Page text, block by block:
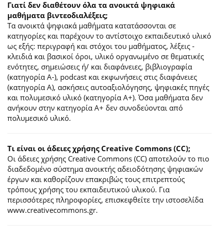
Γιατί δεν διαθέτουν όλα τα ανοικτά ψηφιακά
μαθήματα βιντεοδιαλέξεις;
Τα ανοικτά ψηφιακά μαθήματα κατατάσσονται σε
κατηγορίες και παρέχουν το αντίστοιχο εκπαιδευτικό υλικό
ως εξής: περιγραφή και στόχοι του μαθήματος, λέξεις -
κλειδιά και βασικοί όροι, υλικό οργανωμένο σε θεματικές
ενότητες, σημειώσεις ή/ και διαφάνειες, βιβλιογραφία
(κατηγορία Α-), podcast και εκφωνήσεις στις διαφάνειες
(κατηγορία Α), ασκήσεις αυτοαξιολόγησης, ψηφιακές πηγές
και πολυμεσικό υλικό (κατηγορία Α+). Όσα μαθήματα δεν
ανήκουν στην κατηγορία Α+ δεν συνοδεύονται από
πολυμεσικό υλικό.
Τι είναι οι άδειες χρήσης Creative Commons (CC);
Οι άδειες χρήσης Creative Commons (CC) αποτελούν το πιο
διαδεδομένο σύστημα ανοικτής αδειοδότησης ψηφιακών
έργων και καθορίζουν επακριβώς τους επιτρεπτούς
τρόπους χρήσης του εκπαιδευτικού υλικού. Για
περισσότερες πληροφορίες, επισκεφθείτε την ιστοσελίδα
www.creativecommons.gr.